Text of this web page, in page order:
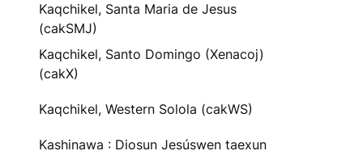
Kaqchikel, Santa Maria de Jesus
(cakSMJ)
Kaqchikel, Santo Domingo (Xenacoj)
(cakX)
Kaqchikel, Western Solola (cakWS)
Kashinawa : Diosun Jesúswen taexun